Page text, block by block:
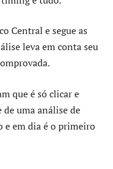
Central e segue as
leva em conta seu
que é só clicar e
de uma análise de
e em dia é o primeiro